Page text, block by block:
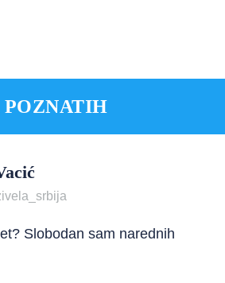
Slobodan sam narednih